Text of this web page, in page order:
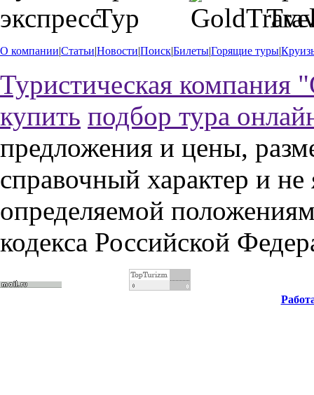
О компании Статьи Новости ПоискБилетыГорящие туры
Туристическая компания
купить подбор тура
предложения и цены,
справочный характер и
определяемой
кодекса Российской